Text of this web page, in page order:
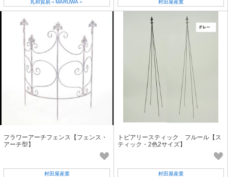
丸和貿易＜MARUWA＞ 村田屋産業
フラワーアーチフェンス【フェンス・
アーチ型】
村田屋産業
トピアリースティック フルール【ス
ティック・2色2サイズ】
村田屋産業